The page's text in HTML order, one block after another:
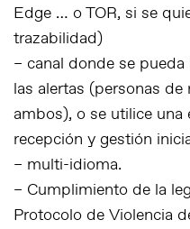
Edge … o TOR, si se
trazabilidad)
– canal donde se
las alertas (personas
ambos), o se utilice una
recepción y gestión
– multi-idioma.
– Cumplimiento de la
Protocolo de Violencia